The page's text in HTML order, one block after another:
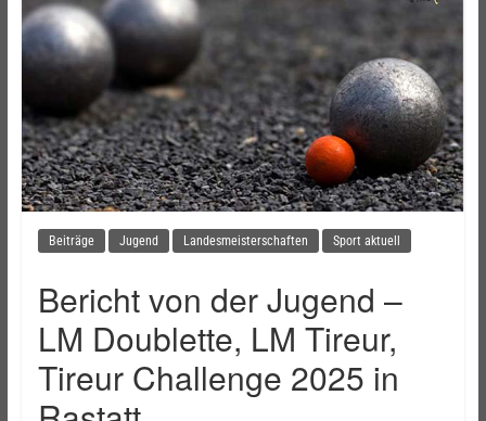
Beiträge Jugend Landesmeisterschaften Sport aktuell
Bericht von der Jugend –
LM Doublette, LM Tireur,
Tireur Challenge 2025 in